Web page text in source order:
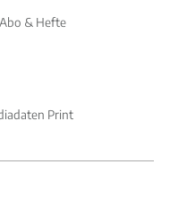
& Hefte
Print